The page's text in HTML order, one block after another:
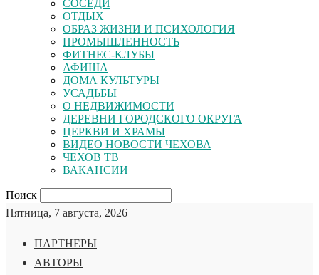
СОСЕДИ
ОТДЫХ
ОБРАЗ ЖИЗНИ И ПСИХОЛОГИЯ
ПРОМЫШЛЕННОСТЬ
ФИТНЕС-КЛУБЫ
АФИША
ДОМА КУЛЬТУРЫ
УСАДЬБЫ
О НЕДВИЖИМОСТИ
ДЕРЕВНИ ГОРОДСКОГО ОКРУГА
ЦЕРКВИ И ХРАМЫ
ВИДЕО НОВОСТИ ЧЕХОВА
ЧЕХОВ ТВ
ВАКАНСИИ
Поиск
Пятница, 7 августа, 2026
ПАРТНЕРЫ
АВТОРЫ